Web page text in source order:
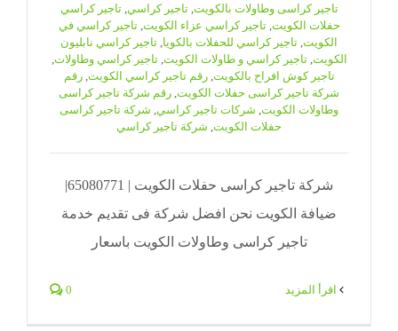
تاجير كراسى وطاولات بالكويت,تاجير كراسي,تاجير كراسي
حفلات الكويت,تاجير كراسي عزاء الكويت,تاجير كراسي في
الكويت, تاجير كراسي للحفلات بالكويا, تاجير كراسي نابليون
الكويت,تاجير كراسي و طاولات الكويت,تاجير كراسي وطاولات,
تاجير كوش افراح بالكويت,رقم تاجير كراسي الكويت,رقم
شركة تاجير كراسى حفلات الكويت, رقم شركة تاجير كراسى
وطاولات الكويت, شركات تاجير كراسي, شركة تاجير كراسى
حفلات الكويت, شركة تاجير كراسي
شركة تاجير كراسى حفلات الكويت | 65080771|
ضيافة الكويت نحن افضل شركة فى تقديم خدمة
تاجير كراسى وطاولات الكويت باسعار
0